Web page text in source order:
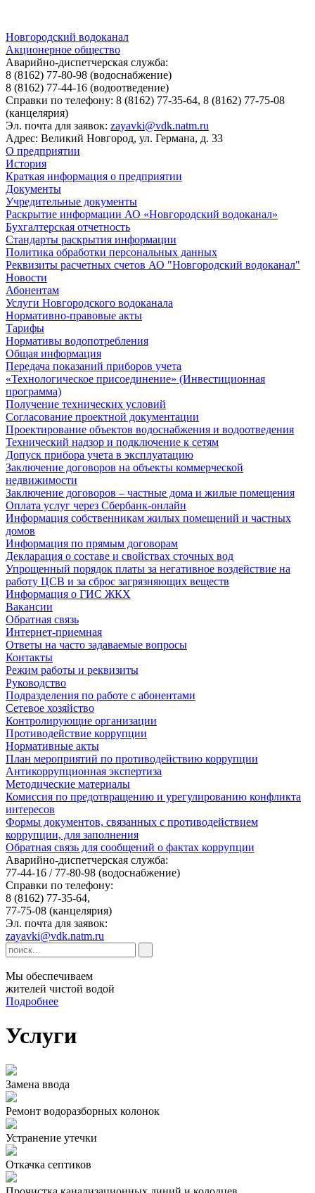
Новгородский водоканал
Акционерное общество
Аварийно-диспетчерская служба:
8 (8162) 77-80-98 (водоснабжение)
8 (8162) 77-44-16 (водоотведение)
Справки по телефону: 8 (8162) 77-35-64, 8 (8162) 77-75-08
(канцелярия)
Эл. почта для заявок: zayavki@vdk.natm.ru
Адрес: Великий Новгород, ул. Германа, д. 33
О предприятии
История
Краткая информация о предприятии
Документы
Учредительные документы
Раскрытие информации АО «Новгородский водоканал»
Бухгалтерская отчетность
Стандарты раскрытия информации
Политика обработки персональных данных
Реквизиты расчетных счетов АО "Новгородский водоканал"
Новости
Абонентам
Услуги Новгородского водоканала
Нормативно-правовые акты
Тарифы
Нормативы водопотребления
Общая информация
Передача показаний приборов учета
«Технологическое присоединение» (Инвестиционная
программа)
Получение технических условий
Согласование проектной документации
Проектирование объектов водоснабжения и водоотведения
Технический надзор и подключение к сетям
Допуск прибора учета в эксплуатацию
Заключение договоров на объекты коммерческой
недвижимости
Заключение договоров – частные дома и жилые помещения
Оплата услуг через Сбербанк-онлайн
Информация собственникам жилых помещений и частных
домов
Информация по прямым договорам
Декларация о составе и свойствах сточных вод
Упрощенный порядок платы за негативное воздействие на
работу ЦСВ и за сброс загрязняющих веществ
Информация о ГИС ЖКХ
Вакансии
Обратная связь
Интернет-приемная
Ответы на часто задаваемые вопросы
Контакты
Режим работы и реквизиты
Руководство
Подразделения по работе с абонентами
Сетевое хозяйство
Контролирующие организации
Противодействие коррупции
Нормативные акты
План мероприятий по противодействию коррупции
Антикоррупционная экспертиза
Методические материалы
Комиссия по предотвращению и урегулированию конфликта
интересов
Формы документов, связанных с противодействием
коррупции, для заполнения
Обратная связь для сообщений о фактах коррупции
Аварийно-диспетчерская служба:
77-44-16 / 77-80-98 (водоснабжение)
Справки по телефону:
8 (8162) 77-35-64,
77-75-08 (канцелярия)
Эл. почта для заявок:
zayavki@vdk.natm.ru
Мы обеспечиваем
жителей чистой водой
Подробнее
Услуги
Замена ввода
Ремонт водоразборных колонок
Устранение утечки
Откачка септиков